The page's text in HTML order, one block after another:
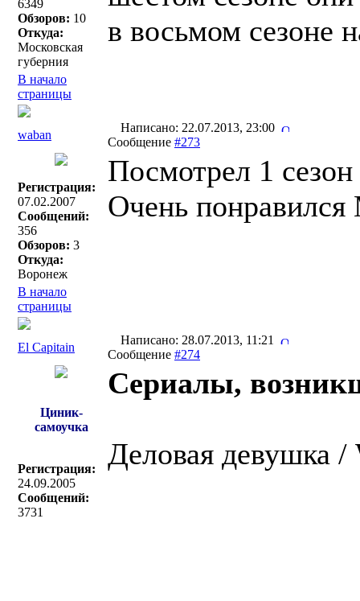
6349
Обзоров: 10
Откуда:
Московская
губерния
в восьмом сезоне
В начало
страницы
waban
Написано: 22.07.2013, 23:00
Сообщение #273
Регистрация:
07.02.2007
Сообщений:
356
Обзоров: 3
Откуда:
Воронеж
Посмотрел 1
Очень понравился
В начало
страницы
El Capitain
Написано: 28.07.2013, 11:21
Сообщение #274
Циник-
самоучка
Регистрация:
24.09.2005
Сообщений:
3731
Сериалы,
Деловая девушка